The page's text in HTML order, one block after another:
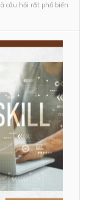
câu hỏi rất phổ biến